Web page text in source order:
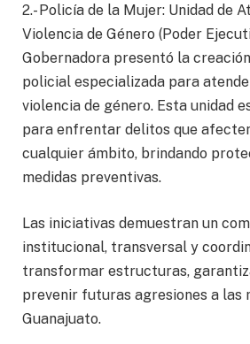
2.- Policía de la Mujer: Unidad de
Violencia de Género (Poder
Gobernadora presentó la
policial especializada para
violencia de género. Esta unidad
para enfrentar delitos que
cualquier ámbito, brindando
medidas preventivas.
Las iniciativas demuestran un
institucional, transversal y
transformar estructuras,
prevenir futuras agresiones a las
Guanajuato.